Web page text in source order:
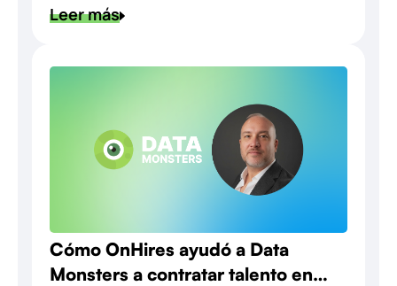
experiencia práctica en inteligencia artificial.
Leer más
Cómo OnHires ayudó a Data
Monsters a contratar talento en